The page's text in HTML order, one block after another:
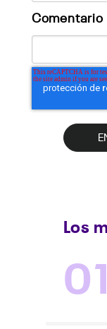
Comentario
Los
01